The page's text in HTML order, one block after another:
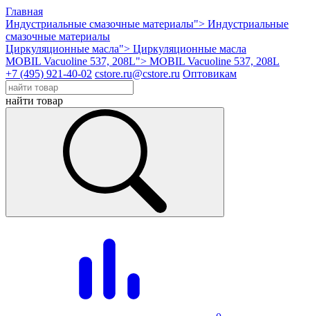
Главная
Индустриальные смазочные материалы"> Индустриальные
смазочные материалы
Циркуляционные масла"> Циркуляционные масла
MOBIL Vacuoline 537, 208L"> MOBIL Vacuoline 537, 208L
+7 (495) 921-40-02 cstore.ru@cstore.ru Оптовикам
найти товар